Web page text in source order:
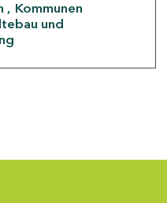
Kommunen
und